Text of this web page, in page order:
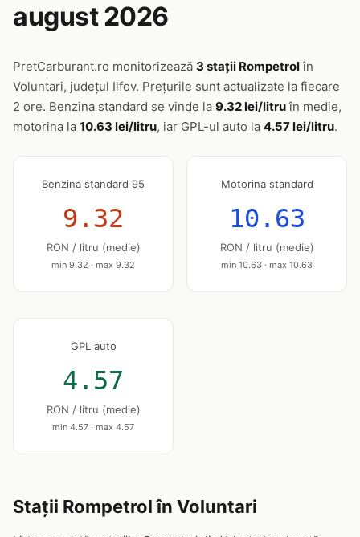
august 2026
PretCarburant.ro monitorizează 3 stații Rompetrolîn
Voluntari, județul Ilfov. Prețurile sunt actualizate la fiecare
2 ore. Benzina standard se vinde la 9.32 lei/litruîn medie,
motorina la 10.63 lei/litru, iar GPL-ul auto la 4.57 lei/litru.
Benzina standard 95
9.32
RON / litru (medie)
min 9.32 · max 9.32
Motorina standard
10.63
RON / litru (medie)
min 10.63 · max 10.63
GPL auto
4.57
RON / litru (medie)
min 4.57 · max 4.57
Stații Rompetrol în Voluntari